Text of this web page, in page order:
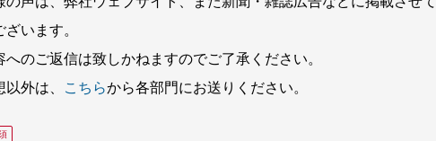
います。
のご返信は致しかねますのでご了承ください。
外は、
こちらから各部門にお送りください。